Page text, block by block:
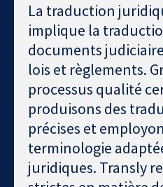
La traduction
implique la
documents
lois et règlements.
processus qualité
produisons des
précises et
terminologie
juridiques. Transly